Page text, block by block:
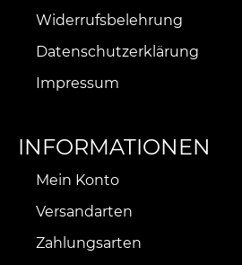
Widerrufsbelehrung
Datenschutzerklärung
Impressum
INFORMATIONEN
Mein Konto
Versandarten
Zahlungsarten